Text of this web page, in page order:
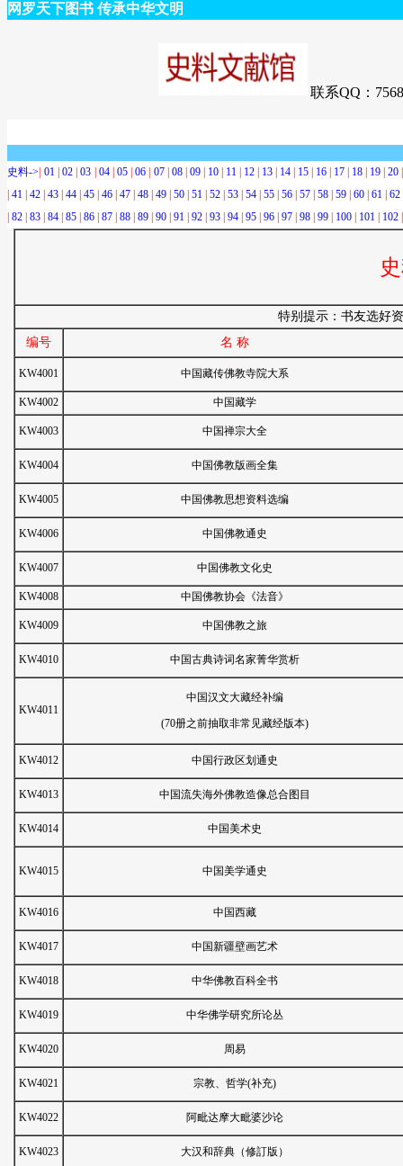
网罗天下图书 传承中华文明
联系QQ：
史料-> 01 02 03 04 05 06 07 08 09 10 11 12 13 14 15 16 17 18 19 20
41 42 43 44 45 46 47 48 49 50 51 52 53 54 55 56 57 58 59 60 61 62
82 83 84 85 86 87 88 89 90 91 92 93 94 95 96 97 98 99 100 101 102
特别提示：书友选好
编号
名 称
KW4001 中国藏传佛教寺院大系
KW4002 中国藏学
KW4003 中国禅宗大全
KW4004 中国佛教版画全集
KW4005 中国佛教思想资料选编
KW4006 中国佛教通史
KW4007 中国佛教文化史
KW4008 中国佛教协会《法音》
KW4009 中国佛教之旅
KW4010 中国古典诗词名家菁华赏析
KW4011
中国汉文大藏经补编
(70册之前抽取非常见藏经版本)
KW4012 中国行政区划通史
KW4013 中国流失海外佛教造像总合图目
KW4014 中国美术史
KW4015 中国美学通史
KW4016 中国西藏
KW4017 中国新疆壁画艺术
KW4018 中华佛教百科全书
KW4019 中华佛学研究所论丛
KW4020 周易
KW4021 宗教、哲学(补充)
KW4022 阿毗达摩大毗婆沙论
KW4023 大汉和辞典（修訂版）